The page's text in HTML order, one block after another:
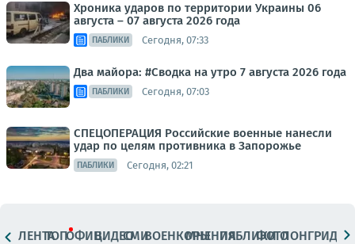
Хроника ударов по территории Украины 06
августа – 07 августа 2026 года
ПАБЛИКИ Сегодня, 07:33
Два майора: #Сводка на утро 7 августа 2026 года
ПАБЛИКИ Сегодня, 07:03
СПЕЦОПЕРАЦИЯ Российские военные нанесли
удар по целям противника в Запорожье
ПАБЛИКИ Сегодня, 02:21
ЛЕНТАТОПОФИЦ.ВИДЕОСМИВОЕНКОРЫМНЕНИЯПАБЛИКИ
ФОТОЛОНГРИДЫ